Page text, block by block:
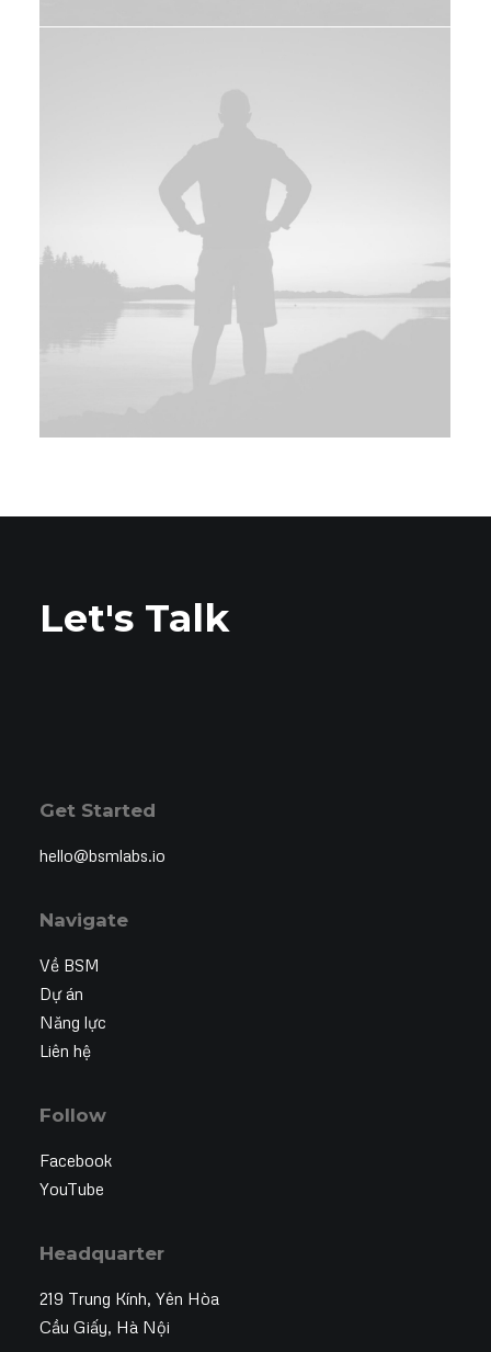
Let's Talk
Get Started
hello@bsmlabs.io
Navigate
Về BSM
Dự án
Năng lực
Liên hệ
Follow
Facebook
YouTube
Headquarter
219 Trung Kính, Yên Hòa
Cầu Giấy, Hà Nội